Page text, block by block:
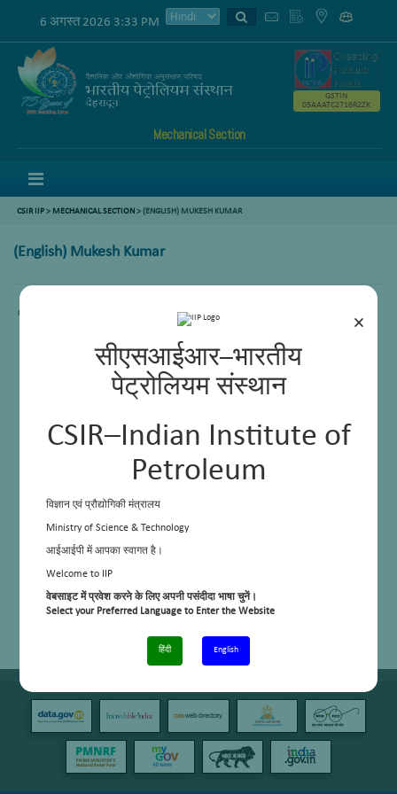
×
सीएसआईआर–भारतीय
पेट्रोलियम संस्थान
CSIR–Indian Institute of
Petroleum
विज्ञान एवं प्रौद्योगिकी मंत्रालय
Ministry of Science & Technology
आईआईपी में आपका स्वागत है।
Welcome to IIP
वेबसाइट में प्रवेश करने के लिए अपनी पसंदीदा भाषा चुनें।
Select your Preferred Language to Enter the Website
हिंदी English
6 अगस्त 2026 3:33 PM
Mechanical Section
GSTIN
05AAATC2716R2ZK
CSIR IIP> MECHANICAL SECTION> (ENGLISH) MUKESH KUMAR
(English) Mukesh Kumar
Content not available.